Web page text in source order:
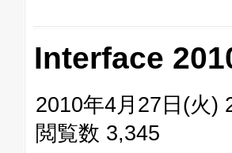
Interface
2010年4月27日(火)
閲覧数 3,345